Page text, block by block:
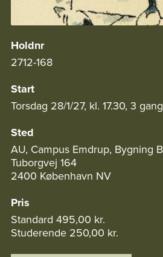
Holdnr
2712-168
Start
Torsdag 28/1/27, kl. 17.30, 3
Sted
AU, Campus Emdrup, Bygning
Tuborgvej 164
2400 København NV
Pris
Standard 495,00 kr.
Studerende 250,00 kr.